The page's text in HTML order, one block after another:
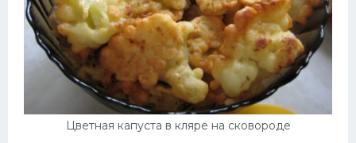
Цветная капуста в кляре на сковороде
Супы
Мясные блюда
Печенье